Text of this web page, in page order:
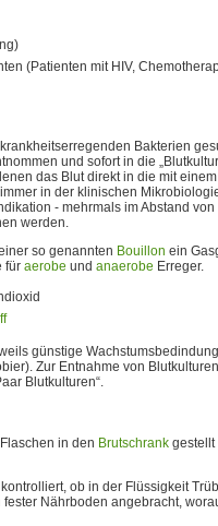
(Patienten mit HIV,
Bakterien
und sofort in die
das Blut direkt in die mit
in der klinischen
- mehrmals im Abstand
werden.
so genannten Bouillon ein
für aerobe und anaerobe Erreger.
günstige
Zur Entnahme von
Blutkulturen“.
in den Brutschrank gestellt
ob in der Flüssigkeit
Nährboden angebracht,